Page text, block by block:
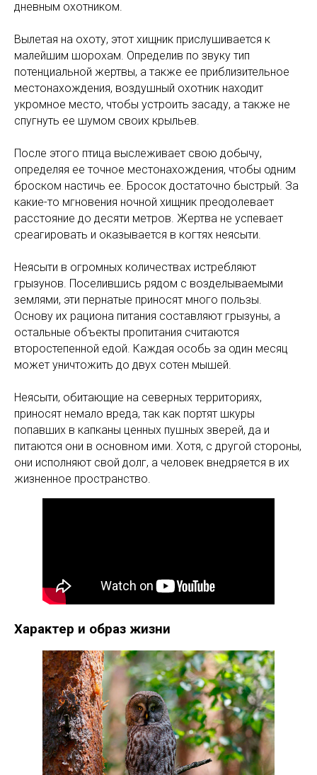
дневным охотником.
Вылетая на охоту, этот хищник прислушивается к
малейшим шорохам. Определив по звуку тип
потенциальной жертвы, а также ее приблизительное
местонахождения, воздушный охотник находит
укромное место, чтобы устроить засаду, а также не
спугнуть ее шумом своих крыльев.
После этого птица выслеживает свою добычу,
определяя ее точное местонахождения, чтобы одним
броском настичь ее. Бросок достаточно быстрый. За
какие-то мгновения ночной хищник преодолевает
расстояние до десяти метров. Жертва не успевает
среагировать и оказывается в когтях неясыти.
Неясыти в огромных количествах истребляют
грызунов. Поселившись рядом с возделываемыми
землями, эти пернатые приносят много пользы.
Основу их рациона питания составляют грызуны, а
остальные объекты пропитания считаются
второстепенной едой. Каждая особь за один месяц
может уничтожить до двух сотен мышей.
Неясыти, обитающие на северных территориях,
приносят немало вреда, так как портят шкуры
попавших в капканы ценных пушных зверей, да и
питаются они в основном ими. Хотя, с другой стороны,
они исполняют свой долг, а человек внедряется в их
жизненное пространство.
Характер и образ жизни